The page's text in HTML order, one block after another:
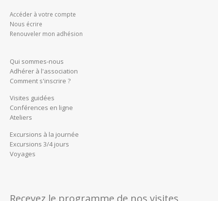
Accéder à votre compte
Nous écrire
Renouveler mon adhésion
Qui sommes-nous
Adhérer à l'association
Comment s'inscrire ?
Visites guidées
Conférences en ligne
Ateliers
Excursions à la journée
Excursions 3/4 jours
Voyages
Recevez le programme de nos visites,